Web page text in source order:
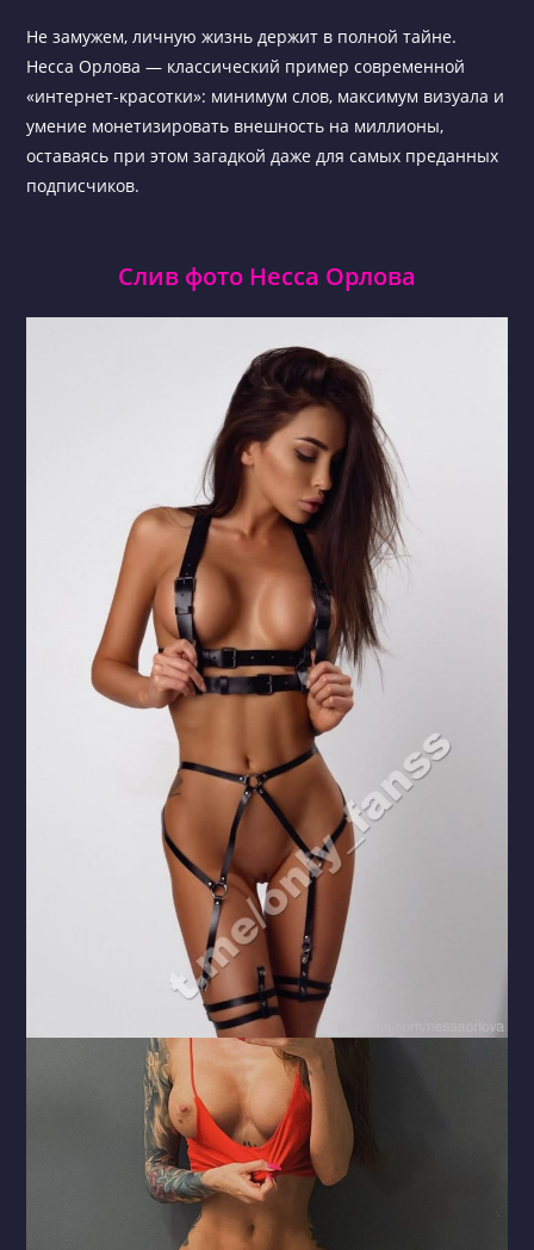
Не замужем, личную жизнь держит в полной тайне.
Несса Орлова — классический пример современной
«интернет-красотки»: минимум слов, максимум визуала и
умение монетизировать внешность на миллионы,
оставаясь при этом загадкой даже для самых преданных
подписчиков.
Слив фото Несса Орлова